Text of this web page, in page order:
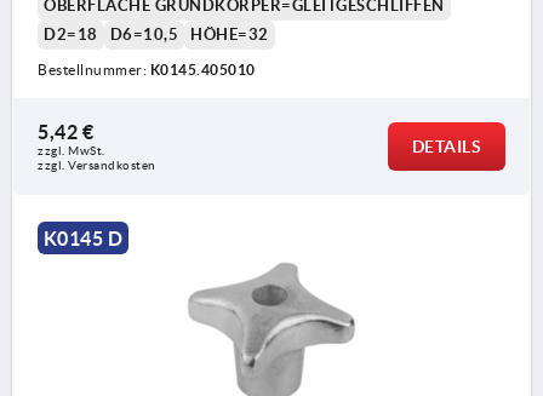
OBERFLÄCHE GRUNDKÖRPER=GLEITGESCHLIFFEN
D2=18
D6=10,5 HÖHE=32
Bestellnummer: K0145.405010
5,42 €
zzgl. MwSt.
zzgl. Versandkosten
DETAILS
K0145 D